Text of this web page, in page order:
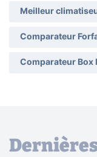
Meilleur
Comparateur
Comparateur Box